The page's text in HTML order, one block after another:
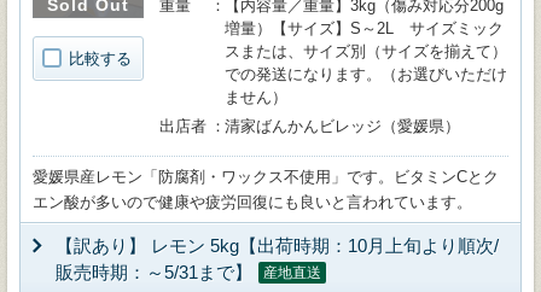
Sold Out
比較する
重量
【内容量／重量】3kg（傷み対応分200g
増量）【サイズ】S～2L サイズミック
スまたは、サイズ別（サイズを揃えて）
での発送になります。（お選びいただけ
ません）
出店者
清家ばんかんビレッジ（愛媛県）
愛媛県産レモン「防腐剤・ワックス不使用」です。ビタミンCとク
エン酸が多いので健康や疲労回復にも良いと言われています。
【訳あり】 レモン 5kg【出荷時期：10月上旬より順次/
販売時期：～5/31まで】
産地直送